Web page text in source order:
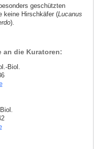
geschützten
keine Hirschkäfer (Lucanus
).
an die Kuratoren:
Biol.